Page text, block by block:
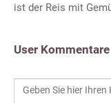
ist der Reis mit
User Kommentare